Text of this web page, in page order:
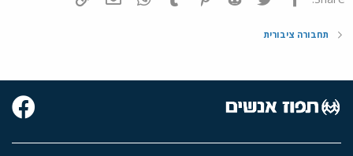
תחבורה ציבורית